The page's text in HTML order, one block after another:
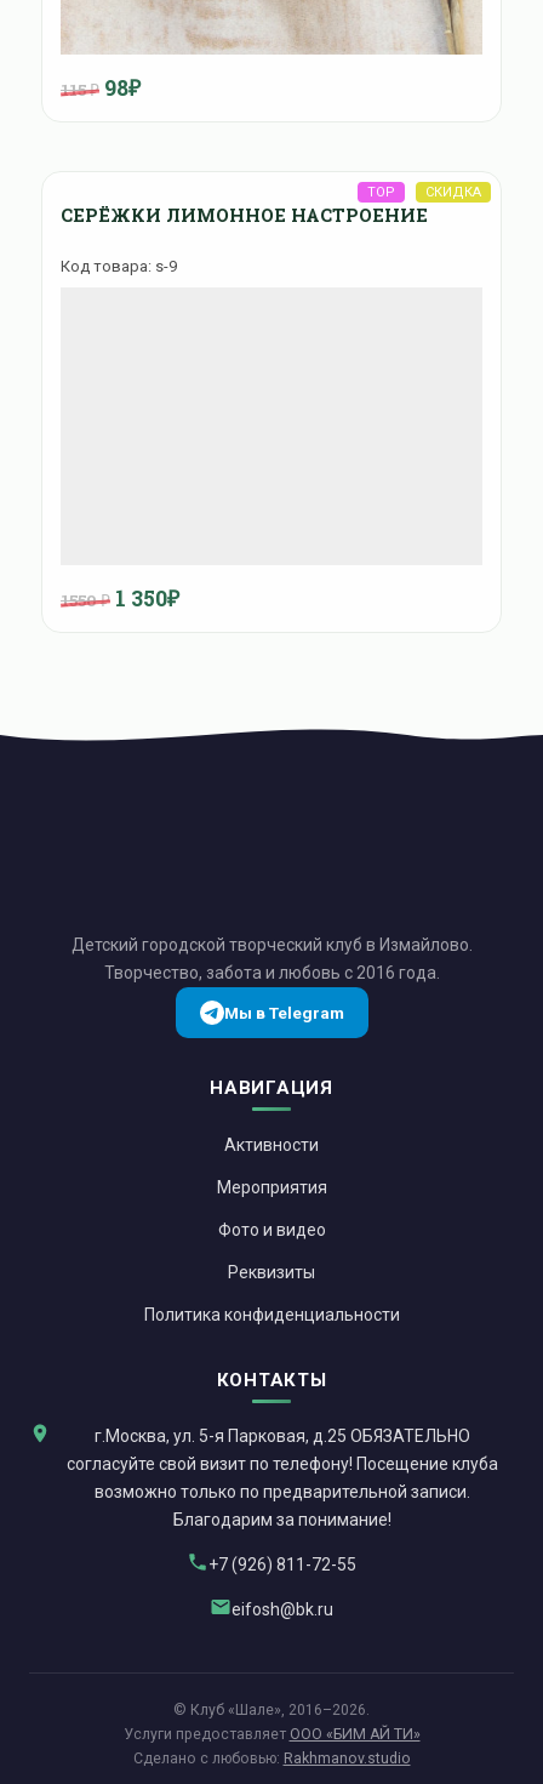
115 ₽ 98₽
СЕРЁЖКИ ЛИМОННОЕ НАСТРОЕНИЕ
Код товара: s-9
1550 ₽ 1 350₽
Детский городской творческий клуб в Измайлово.
Творчество, забота и любовь с 2016 года.
Мы в Telegram
НАВИГАЦИЯ
Активности
Мероприятия
Фото и видео
Реквизиты
Политика конфиденциальности
КОНТАКТЫ
г.Москва, ул. 5-я Парковая, д.25 ОБЯЗАТЕЛЬНО
согласуйте свой визит по телефону! Посещение клуба
возможно только по предварительной записи.
Благодарим за понимание!
+7 (926) 811-72-55
eifosh@bk.ru
© Клуб «Шале», 2016–2026.
Услуги предоставляет ООО «БИМ АЙ ТИ»
Сделано с любовью: Rakhmanov.studio